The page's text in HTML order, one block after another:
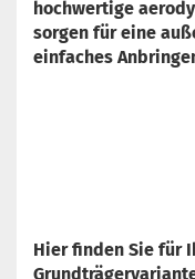
hochwertige
sorgen für eine
einfaches
Hier finden Sie für